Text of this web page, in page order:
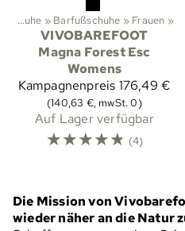
Schuhe ‪» Barfußschuhe ‪» Frauen ‪»
VIVOBAREFOOT
Magna Forest Esc
Womens
Kampagnenpreis 176,49 €
(140,63 €, mwSt. 0)
Auf Lager verfügbar
☆☆☆☆☆ (4)
‪»Aktivitäten im Freien ‪»
Die Mission von
wieder näher an die Natur